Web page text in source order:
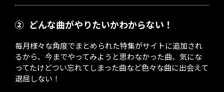
② どんな曲がやりたいかわからない！
毎月様々な角度でまとめられた特集がサイトに追加され
るから、今までやってみようと思わなかった曲、気にな
ってたけどつい忘れてしまった曲など色々な曲に出会えて
退屈しない！